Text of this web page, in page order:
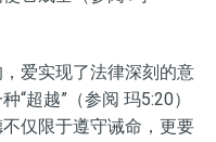
爱实现了法律深刻的意
“超越”（参阅 玛5:20）
仅限于遵守诫命， 更要